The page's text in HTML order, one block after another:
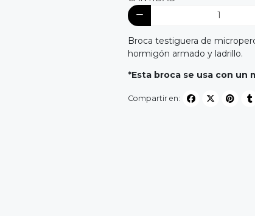
Broca testiguera de
hormigón armado y ladrillo.
*Esta broca se usa con
Compartir en: